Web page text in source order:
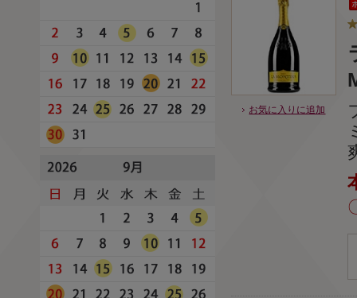
お気に入りに追加